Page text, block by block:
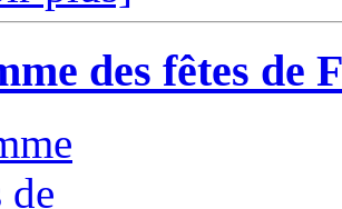
des fêtes de